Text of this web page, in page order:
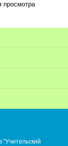
просмотра